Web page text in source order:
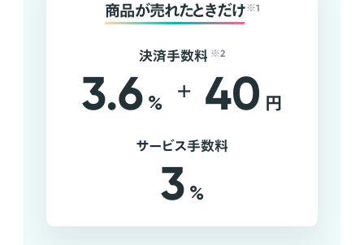
商品が売れたときだけ ※1
決済手数料 ※2
3.6 % + 40 円
サービス手数料
3 %